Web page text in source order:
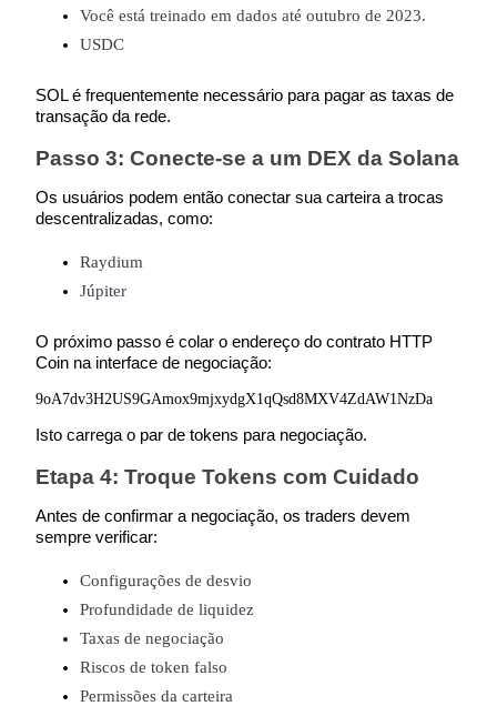
Afiliados Bitrue
Até 65% de comissões!
Indicação
Convide um amigo para receber recompensas em dinheiro
Deposit CASHCAT & Win
Deposit CASHCAT & Win
Você está treinado em dados até outubro de 2023.
USDC
SOL é frequentemente necessário para pagar as taxas de
transação da rede.
Passo 3: Conecte-se a um DEX da Solana
Os usuários podem então conectar sua carteira a trocas
descentralizadas, como:
Raydium
Júpiter
O próximo passo é colar o endereço do contrato HTTP
Coin na interface de negociação:
9oA7dv3H2US9GAmox9mjxydgX1qQsd8MXV4ZdAW1NzDa
Isto carrega o par de tokens para negociação.
Etapa 4: Troque Tokens com Cuidado
Antes de confirmar a negociação, os traders devem
sempre verificar:
Configurações de desvio
Profundidade de liquidez
Taxas de negociação
Riscos de token falso
Permissões da carteira